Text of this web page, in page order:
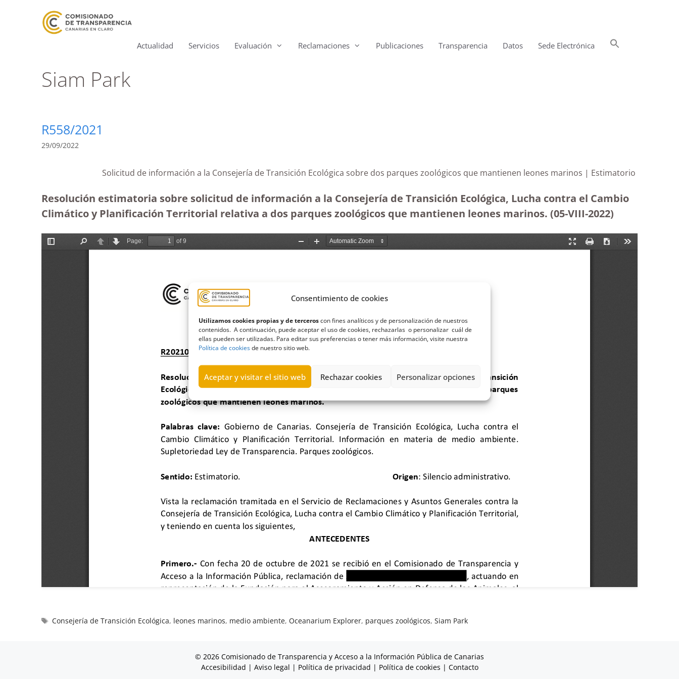
Consentimiento de cookies
Utilizamos cookies propias y de terceroscon fines analíticos y de personalización de nuestros
contenidos. A continuación, puede aceptar el uso de cookies, rechazarlas o personalizar cuál de
ellas pueden ser utilizadas. Para editar sus preferencias o tener más información, visite nuestra
Política de cookiesde nuestro sitio web.
Aceptar y visitar el sitio web Rechazar cookies Personalizar opciones
Actualidad Servicios Evaluación Reclamaciones Publicaciones Transparencia Datos Sede Electrónica
Siam Park
R558/2021
29/09/2022
Solicitud de información a la Consejería de Transición Ecológica sobre dos parques zoológicos que mantienen leones marinos | Estimatorio
Resolución estimatoria sobre solicitud de información a la Consejería de Transición Ecológica, Lucha contra el Cambio
Climático y Planificación Territorial relativa a dos parques zoológicos que mantienen leones marinos. (05-VIII-2022)
Consejería de Transición Ecológica, leones marinos, medio ambiente,Oceanarium Explorer, parques zoológicos,Siam Park
© 2026 Comisionado de Transparencia y Acceso a la Información Pública de Canarias
Accesibilidad | Aviso legal | Política de privacidad | Política de cookies | Contacto